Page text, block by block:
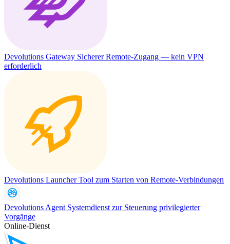
Devolutions Gateway Sicherer Remote-Zugang — kein VPN
erforderlich
Devolutions LauncherTool zum Starten von Remote-Verbindungen
Devolutions Agent Systemdienst zur Steuerung privilegierter
Vorgänge
Online-Dienst